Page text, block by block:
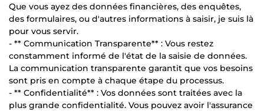
Que vous ayez des données financières, des enquêtes,
des formulaires, ou d'autres informations à saisir, je suis là
pour vous servir.
- ** Communication Transparente** : Vous restez
constamment informé de l'état de la saisie de données.
La communication transparente garantit que vos besoins
sont pris en compte à chaque étape du processus.
- ** Confidentialité** : Vos données sont traitées avec la
plus grande confidentialité. Vous pouvez avoir l'assurance